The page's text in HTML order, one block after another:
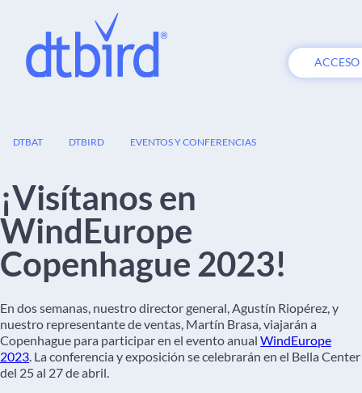
ACCESO
DTBAT DTBIRD EVENTOS Y CONFERENCIAS
¡Visítanos en
WindEurope
Copenhague 2023!
En dos semanas, nuestro director general, Agustín Riopérez, y
nuestro representante de ventas, Martín Brasa, viajarán a
Copenhague para participar en el evento anual WindEurope
2023. La conferencia y exposición se celebrarán en el Bella Center
del 25 al 27 de abril.